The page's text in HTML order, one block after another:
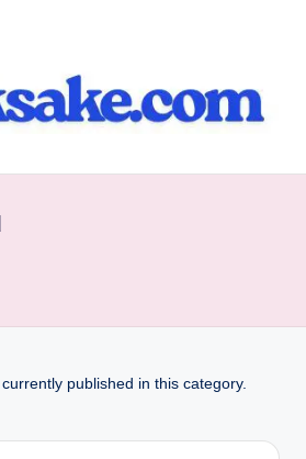
published in this category.